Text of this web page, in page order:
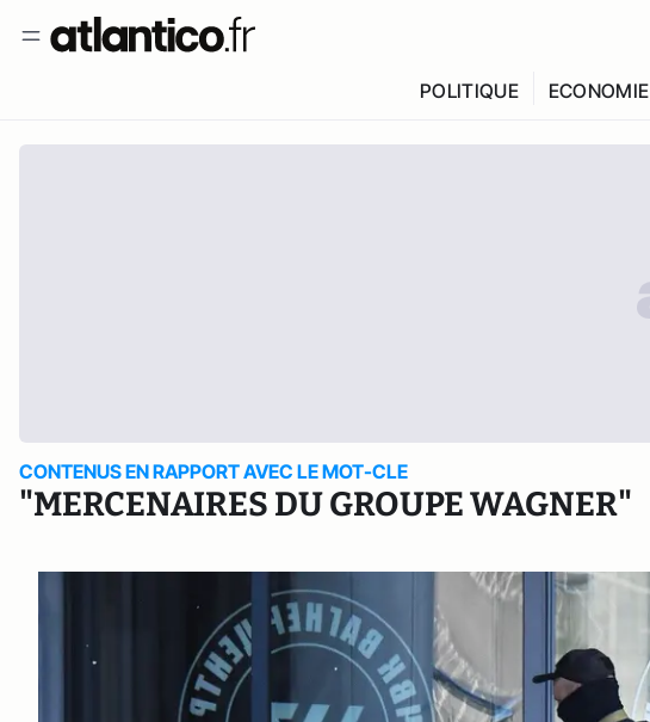
POLITIQUE ECONOMIE
CONTENUS EN RAPPORT AVEC LE MOT-CLE
"MERCENAIRES DU GROUPE WAGNER"